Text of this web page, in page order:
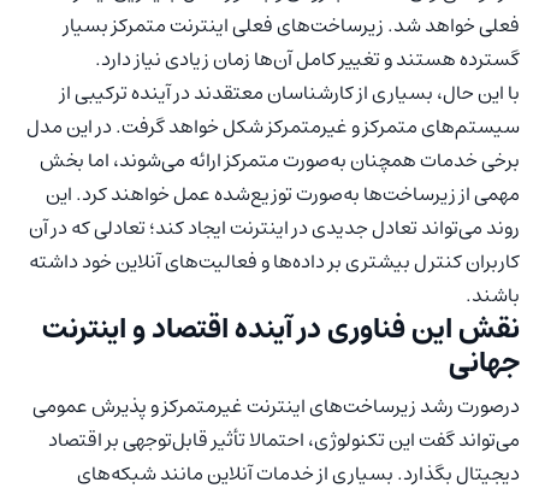
فعلی خواهد شد. زیرساخت‌های فعلی اینترنت متمرکز بسیار
گسترده هستند و تغییر کامل آن‌ها زمان زیادی نیاز دارد.
با این حال، بسیاری از کارشناسان معتقدند در آینده ترکیبی از
سیستم‌های متمرکز و غیرمتمرکز شکل خواهد گرفت. در این مدل
برخی خدمات همچنان به‌صورت متمرکز ارائه می‌شوند، اما بخش
مهمی از زیرساخت‌ها به‌صورت توزیع‌شده عمل خواهند کرد. این
روند می‌تواند تعادل جدیدی در اینترنت ایجاد کند؛ تعادلی که در آن
کاربران کنترل بیشتری بر داده‌ها و فعالیت‌های آنلاین خود داشته
باشند.
نقش این فناوری در آینده اقتصاد و اینترنت
جهانی
در‌صورت رشد زیرساخت‌های اینترنت غیرمتمرکز و پذیرش عمومی
می‌تواند گفت این تکنولوژی، احتمالا تأثیر قابل‌توجهی بر اقتصاد
دیجیتال بگذارد. بسیاری از خدمات آنلاین مانند شبکه‌های